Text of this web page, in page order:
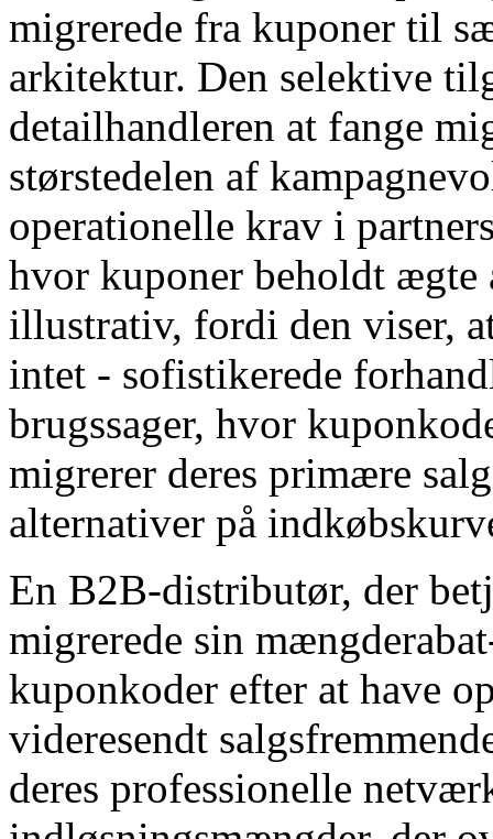
migrerede fra kuponer til
arkitektur. Den selektive
detailhandleren at fange
størstedelen af
operationelle krav i
hvor kuponer beholdt
illustrativ, fordi den viser,
intet - sofistikerede
brugssager, hvor
migrerer deres primære
alternativer på
En B2B-distributør, der
migrerede sin
kuponkoder efter at have
videresendt
deres professionelle